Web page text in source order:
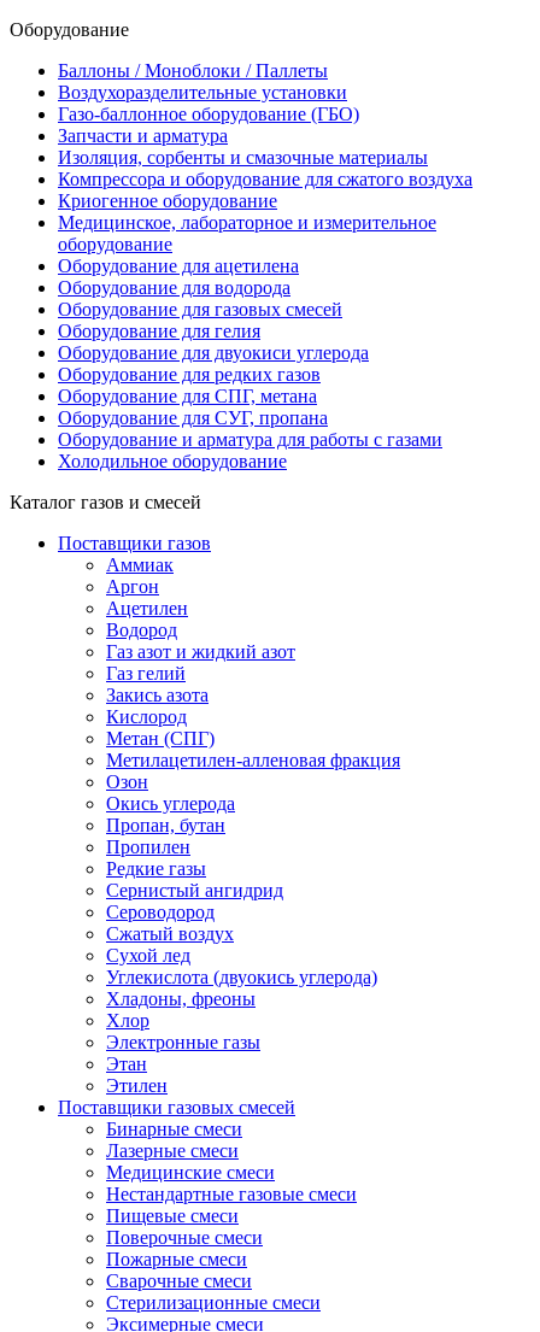
Оборудование
Баллоны / Моноблоки / Паллеты
Воздухоразделительные установки
Газо-баллонное оборудование (ГБО)
Запчасти и арматура
Изоляция, сорбенты и смазочные материалы
Компрессора и оборудование для сжатого воздуха
Криогенное оборудование
Медицинское, лабораторное и измерительное
оборудование
Оборудование для ацетилена
Оборудование для водорода
Оборудование для газовых смесей
Оборудование для гелия
Оборудование для двуокиси углерода
Оборудование для редких газов
Оборудование для СПГ, метана
Оборудование для СУГ, пропана
Оборудование и арматура для работы с газами
Холодильное оборудование
Каталог газов и смесей
Поставщики газов
Аммиак
Аргон
Ацетилен
Водород
Газ азот и жидкий азот
Газ гелий
Закись азота
Кислород
Метан (СПГ)
Метилацетилен-алленовая фракция
Озон
Окись углерода
Пропан, бутан
Пропилен
Редкие газы
Сернистый ангидрид
Сероводород
Сжатый воздух
Сухой лед
Углекислота (двуокись углерода)
Хладоны, фреоны
Хлор
Электронные газы
Этан
Этилен
Поставщики газовых смесей
Бинарные смеси
Лазерные смеси
Медицинские смеси
Нестандартные газовые смеси
Пищевые смеси
Поверочные смеси
Пожарные смеси
Сварочные смеси
Стерилизационные смеси
Эксимерные смеси